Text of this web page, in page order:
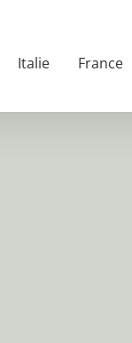
Italie France